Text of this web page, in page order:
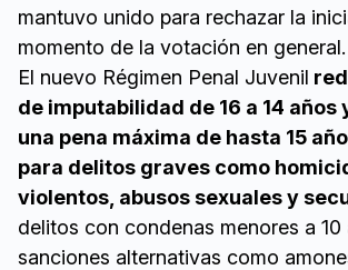
mantuvo unido para rechazar la
momento de la votación en general.
El nuevo Régimen Penal Juvenil
de imputabilidad de 16 a 14 años
una pena máxima de hasta 15
para delitos graves como
violentos, abusos sexuales y
delitos con condenas menores a 10
sanciones alternativas como